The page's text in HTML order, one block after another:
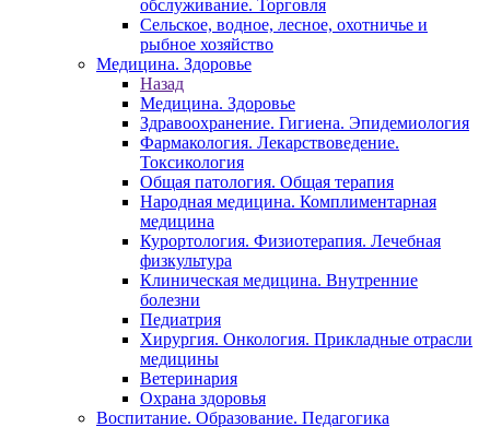
обслуживание. Торговля
Сельское, водное, лесное, охотничье и
рыбное хозяйство
Медицина. Здоровье
Назад
Медицина. Здоровье
Здравоохранение. Гигиена. Эпидемиология
Фармакология. Лекарствоведение.
Токсикология
Общая патология. Общая терапия
Народная медицина. Комплиментарная
медицина
Курортология. Физиотерапия. Лечебная
физкультура
Клиническая медицина. Внутренние
болезни
Педиатрия
Хирургия. Онкология. Прикладные отрасли
медицины
Ветеринария
Охрана здоровья
Воспитание. Образование. Педагогика